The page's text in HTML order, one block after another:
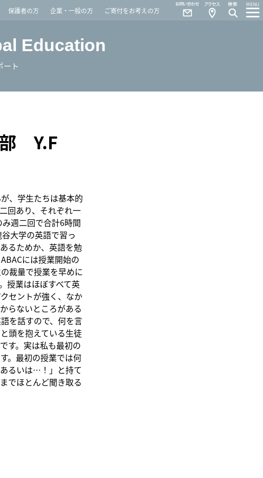
保護者の方 企業・一般の方 ご寄付をお考えの方
MENU
Access
Contact
Education
ート
Y.F
、学生たちは基本的
回あり、それぞれ一
週二回で合計6時間
大学の英語で習っ
るためか、英語を勉
には授業開始の
裁量で授業を早めに
授業はほぼすべて英
セントが強く、なか
らないところがある
を話すので、何を言
頭を抱えている生徒
す。実は私も最初の
。最初の授業では何
るいは…！」と持て
でほとんど聞き取る